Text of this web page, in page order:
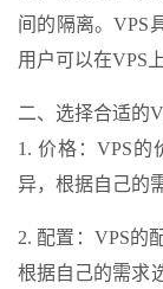
间的隔离。VPS
用户可以在VPS
二、选择合适的
1. 价格：VPS
异，根据自己的
2. 配置：VPS的
根据自己的需求